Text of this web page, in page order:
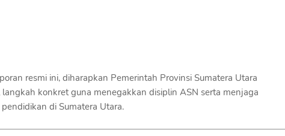
resmi ini, diharapkan Pemerintah Provinsi Sumatera Utara
konkret guna menegakkan disiplin ASN serta menjaga
di Sumatera Utara.